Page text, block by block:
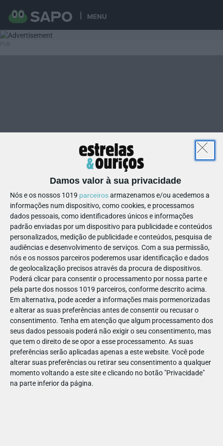
MENU
Damos valor à sua privacidade
Nós e os nossos 1019 parceirosarmazenamos e/ou acedemos a
informações num dispositivo, como cookies, e processamos
dados pessoais, como identificadores únicos e informações
padrão enviadas por um dispositivo para publicidade e conteúdos
personalizados, medição de publicidade e conteúdos, pesquisa de
audiências e desenvolvimento de serviços. Com a sua permissão,
nós e os nossos parceiros poderemos usar identificação e dados
de geolocalização precisos através da procura de dispositivos.
Poderá clicar para consentir o processamento por nossa parte e
pela parte dos nossos 1019 parceiros, conforme descrito acima.
Em alternativa, pode aceder a informações mais pormenorizadas
e alterar as suas preferências antes de consentir ou recusar o
consentimento. Tenha em atenção que algum processamento dos
seus dados pessoais poderá não exigir o seu consentimento, mas
que tem o direito de se opor a esse processamento. As suas
preferências serão aplicadas apenas a este website. Você pode
alterar suas preferências ou retirar seu consentimento a qualquer
momento voltando a este site e clicando no botão "Privacidade"
na parte inferior da página.
23
702781361590070